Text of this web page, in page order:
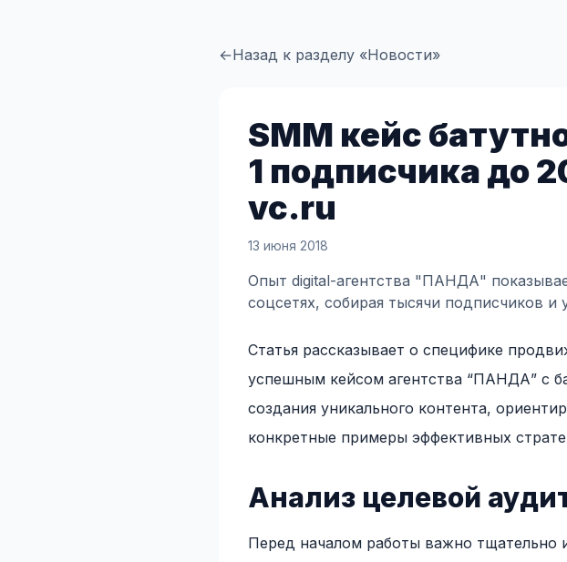
←Назад к разделу «Новости»
SMM кейс
1 подписчика до
vc.ru
13 июня 2018
Опыт digital-агентства "ПАНДА"
соцсетях, собирая тысячи подписчиков и
Статья рассказывает о специфике
успешным кейсом агентства “ПАНДА” с
создания уникального контента,
конкретные примеры эффективных
Анализ целевой
Перед началом работы важно тщательно